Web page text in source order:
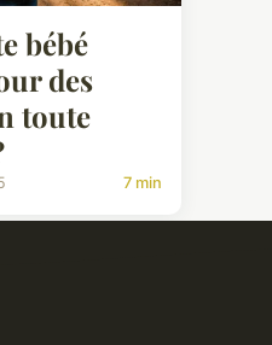
bébé
des
toute
7 min